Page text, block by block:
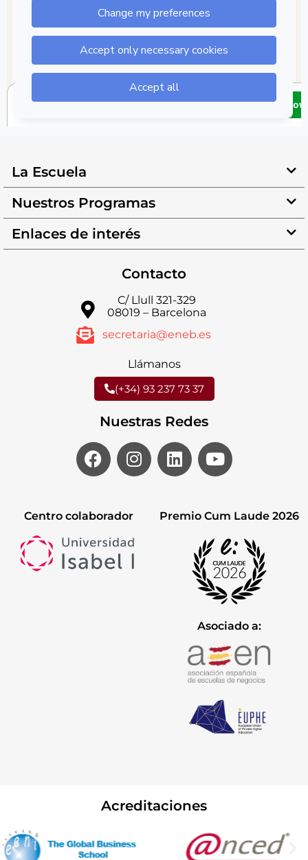
La Escuela
Nuestros Programas
Enlaces de interés
Contacto
C/ Llull 321-329
08019 – Barcelona
secretaria@eneb.es
Llámanos
(+34) 93 237 73 37
Nuestras Redes
Centro colaborador Premio Cum Laude 2026
Asociado a:
Acreditaciones